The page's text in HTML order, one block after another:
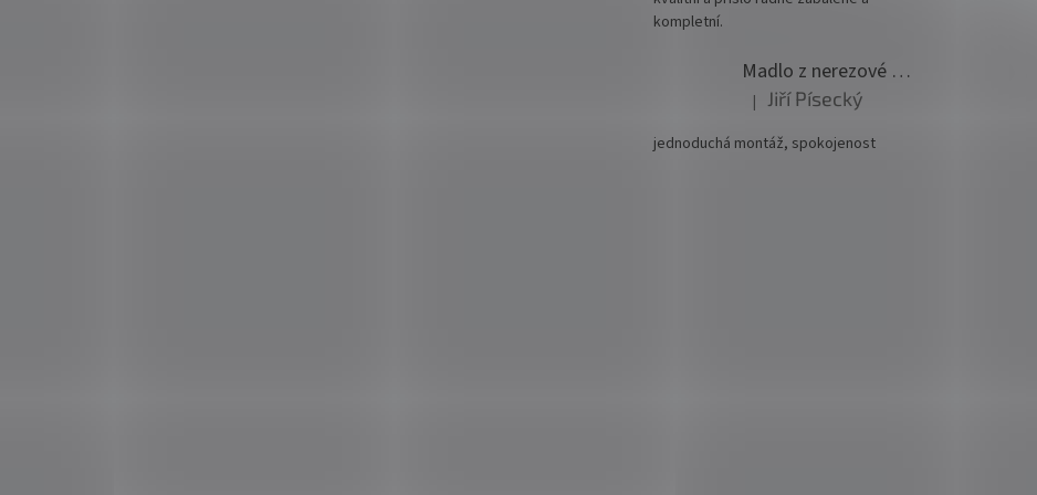
kompletní.
Madlo z nerezové oceli pr. 42,4mm komplet - model 0116 - 3000mm
Hodnocení produktu je 5 z 5 hvězdiček.
| Jiří Písecký
jednoduchá montáž, spokojenost